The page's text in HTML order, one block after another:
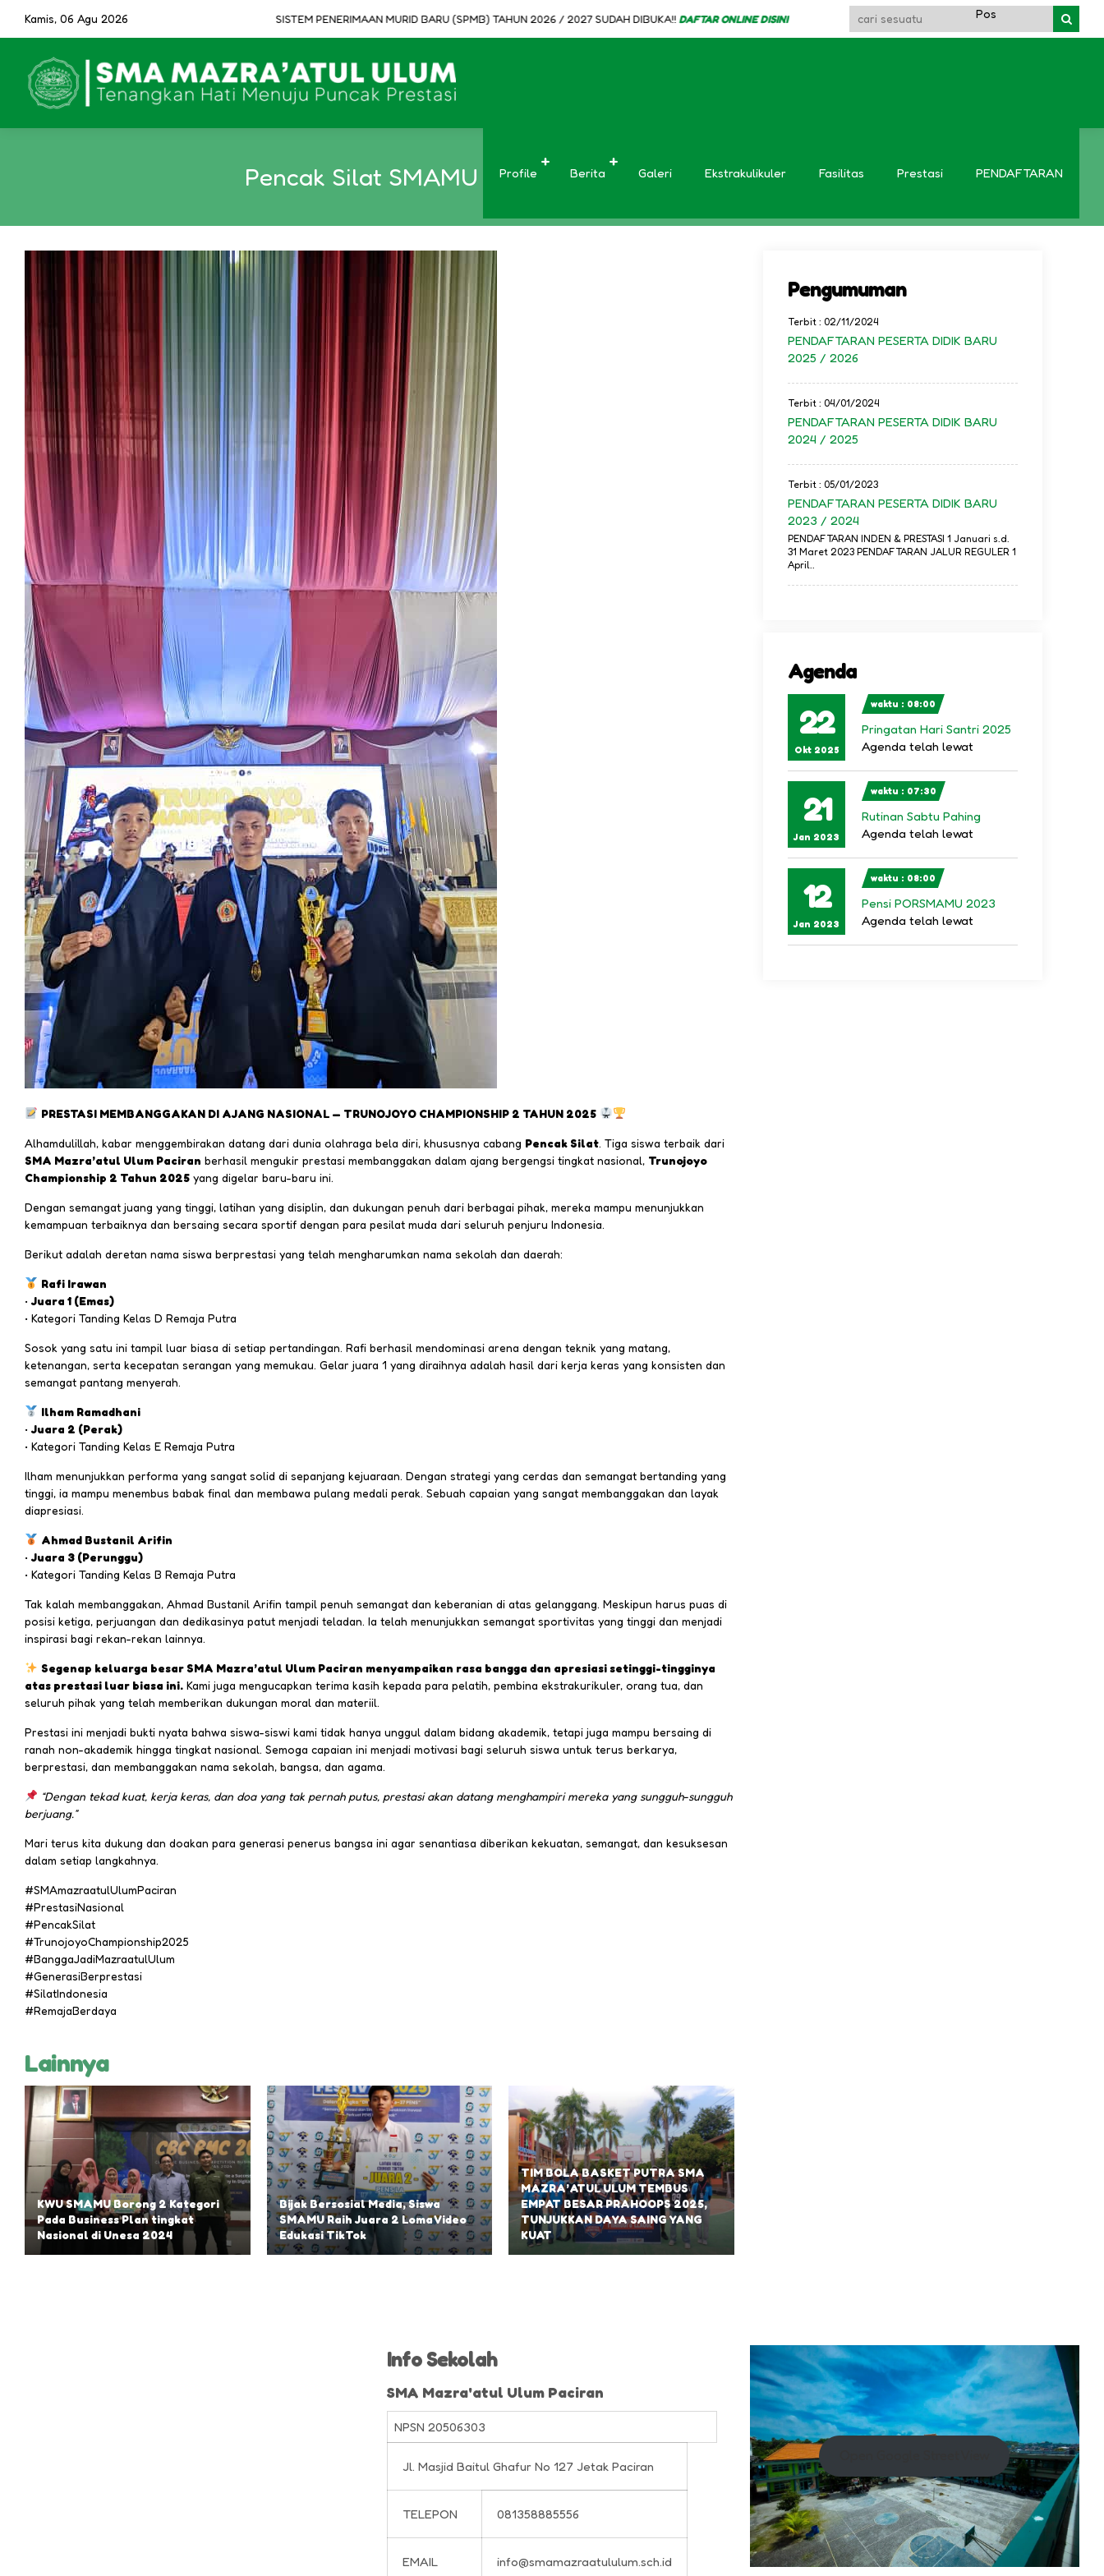
Kamis, 06 Agu 2026 SISTEM PENERIMAAN MURID BARU (SPMB) TAHUN 2026 / 2027 SUDAH DIBUKA!!DAFTAR ONLINE DISINI
Profile Berita Galeri Ekstrakulikuler Fasilitas Prestasi PENDAFTARAN
Pencak Silat SMAMU Juara 1, 2, dan 3 Tingkat Nasional
PRESTASI MEMBANGGAKAN DI AJANG NASIONAL — TRUNOJOYO CHAMPIONSHIP 2 TAHUN 2025
Alhamdulillah, kabar menggembirakan datang dari dunia olahraga bela diri, khususnya cabang Pencak Silat. Tiga siswa terbaik dari
SMA Mazra’atul Ulum Paciran berhasil mengukir prestasi membanggakan dalam ajang bergengsi tingkat nasional, Trunojoyo
Championship 2 Tahun 2025 yang digelar baru-baru ini.
Dengan semangat juang yang tinggi, latihan yang disiplin, dan dukungan penuh dari berbagai pihak, mereka mampu menunjukkan
kemampuan terbaiknya dan bersaing secara sportif dengan para pesilat muda dari seluruh penjuru Indonesia.
Berikut adalah deretan nama siswa berprestasi yang telah mengharumkan nama sekolah dan daerah:
Rafi Irawan
• Juara 1 (Emas)
• Kategori Tanding Kelas D Remaja Putra
Sosok yang satu ini tampil luar biasa di setiap pertandingan. Rafi berhasil mendominasi arena dengan teknik yang matang,
ketenangan, serta kecepatan serangan yang memukau. Gelar juara 1 yang diraihnya adalah hasil dari kerja keras yang konsisten dan
semangat pantang menyerah.
Ilham Ramadhani
• Juara 2 (Perak)
• Kategori Tanding Kelas E Remaja Putra
Ilham menunjukkan performa yang sangat solid di sepanjang kejuaraan. Dengan strategi yang cerdas dan semangat bertanding yang
tinggi, ia mampu menembus babak final dan membawa pulang medali perak. Sebuah capaian yang sangat membanggakan dan layak
diapresiasi.
Ahmad Bustanil Arifin
• Juara 3 (Perunggu)
• Kategori Tanding Kelas B Remaja Putra
Tak kalah membanggakan, Ahmad Bustanil Arifin tampil penuh semangat dan keberanian di atas gelanggang. Meskipun harus puas di
posisi ketiga, perjuangan dan dedikasinya patut menjadi teladan. Ia telah menunjukkan semangat sportivitas yang tinggi dan menjadi
inspirasi bagi rekan-rekan lainnya.
Segenap keluarga besar SMA Mazra’atul Ulum Paciran menyampaikan rasa bangga dan apresiasi setinggi-tingginya
atas prestasi luar biasa ini. Kami juga mengucapkan terima kasih kepada para pelatih, pembina ekstrakurikuler, orang tua, dan
seluruh pihak yang telah memberikan dukungan moral dan materiil.
Prestasi ini menjadi bukti nyata bahwa siswa-siswi kami tidak hanya unggul dalam bidang akademik, tetapi juga mampu bersaing di
ranah non-akademik hingga tingkat nasional. Semoga capaian ini menjadi motivasi bagi seluruh siswa untuk terus berkarya,
berprestasi, dan membanggakan nama sekolah, bangsa, dan agama.
“Dengan tekad kuat, kerja keras, dan doa yang tak pernah putus, prestasi akan datang menghampiri mereka yang sungguh-sungguh
berjuang.”
Mari terus kita dukung dan doakan para generasi penerus bangsa ini agar senantiasa diberikan kekuatan, semangat, dan kesuksesan
dalam setiap langkahnya.
#SMAmazraatulUlumPaciran
#PrestasiNasional
#PencakSilat
#TrunojoyoChampionship2025
#BanggaJadiMazraatulUlum
#GenerasiBerprestasi
#SilatIndonesia
#RemajaBerdaya
Lainnya
KWU SMAMU Borong 2 Kategori
Pada Business Plan tingkat
Nasional di Unesa 2024
Bijak Bersosial Media, Siswa
SMAMU Raih Juara 2 Loma Video
Edukasi TikTok
TIM BOLA BASKET PUTRA SMA
MAZRA’ATUL ULUM TEMBUS
EMPAT BESAR PRAHOOPS 2025,
TUNJUKKAN DAYA SAING YANG
KUAT
Pengumuman
Terbit : 02/11/2024
PENDAFTARAN PESERTA DIDIK BARU
2025 / 2026
Terbit : 04/01/2024
PENDAFTARAN PESERTA DIDIK BARU
2024 / 2025
Terbit : 05/01/2023
PENDAFTARAN PESERTA DIDIK BARU
2023 / 2024
PENDAFTARAN INDEN & PRESTASI 1 Januari s.d.
31 Maret 2023 PENDAFTARAN JALUR REGULER 1
April..
Agenda
22
Okt 2025
waktu : 08:00
Pringatan Hari Santri 2025
Agenda telah lewat
21
Jan 2023
waktu : 07:30
Rutinan Sabtu Pahing
Agenda telah lewat
12
Jan 2023
waktu : 08:00
Pensi PORSMAMU 2023
Agenda telah lewat
Info Sekolah
SMA Mazra'atul Ulum Paciran
NPSN20506303
Jl. Masjid Baitul Ghafur No 127 Jetak Paciran
TELEPON 081358885556
EMAIL info@smamazraatululum.sch.id